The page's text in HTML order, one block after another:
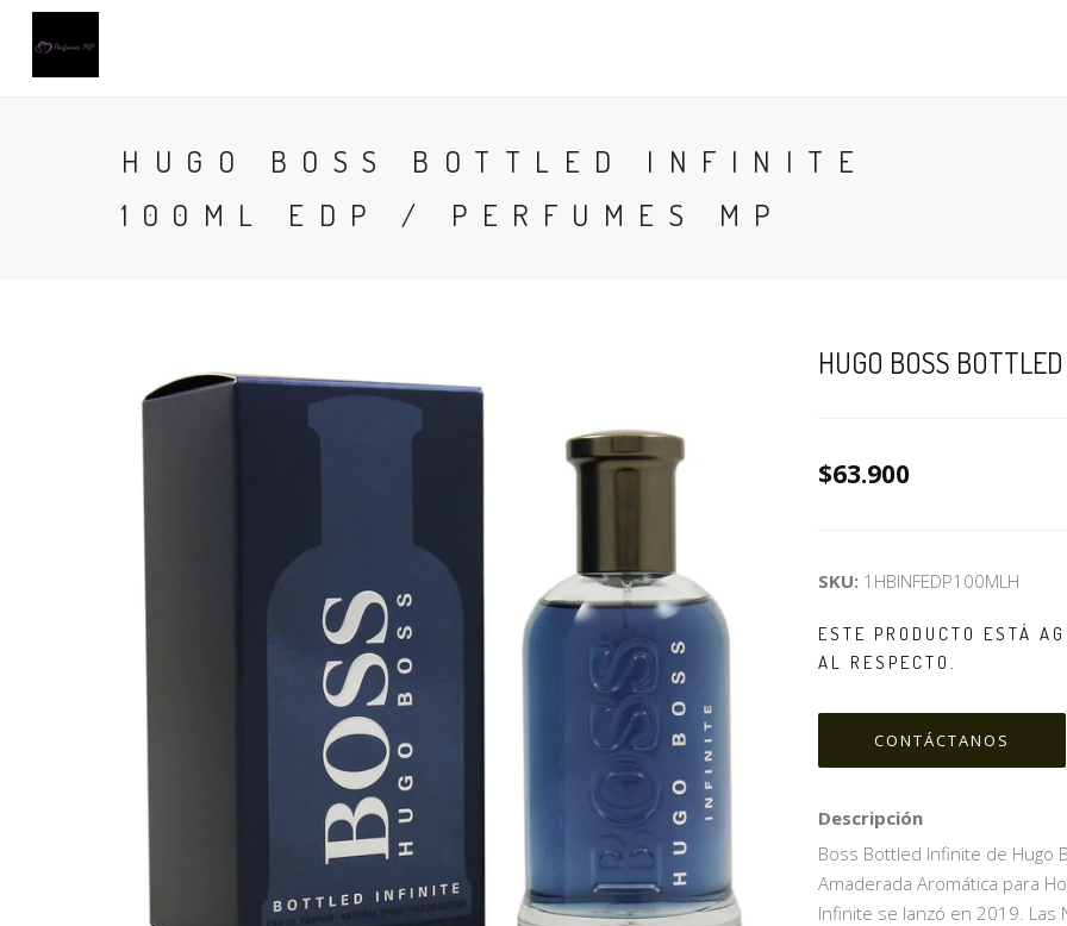
HUGO BOSS BOTTLED INFINITE
100ML EDP / PERFUMES MP
HUGO BOSS
$63.900
SKU: 1HBINFEDP100MLH
ESTE PRODUCTO ESTÁ
AL RESPECTO.
CONTÁCTANOS
Descripción
Boss Bottled Infinite de Hugo
Amaderada Aromática para
Infinite se lanzó en 2019. Las